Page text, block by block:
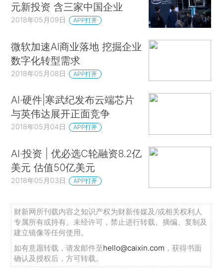
元新投资 含三家中国企业
2018年05月09日 APP打开
微软加速AI商业落地 挖掘企业
数字化转型需求
2018年05月08日 APP打开
AI·硬件|寒武纪发布云端芯片
与英伟达展开正面竞争
2018年05月04日 APP打开
AI·投资 | 优必选C轮融资8.2亿
美元 估值50亿美元
2018年05月03日 APP打开
财新网所刊载内容之知识产权为财新传媒及/或相关权利人
专属所有或持有。未经许可，禁止进行转载、摘编、复制及
建立镜像等任何使用。
如有意愿转载，请发邮件至hello@caixin.com ，获得书面
确认及授权后，方可转载。